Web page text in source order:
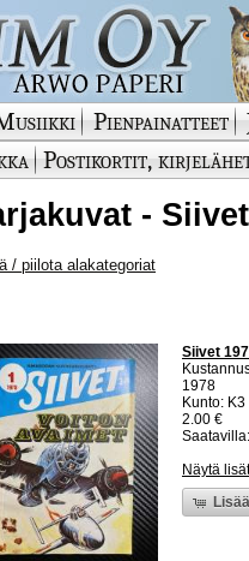
Pienpainatteet
Postikortit,
-
/ piilota alakategoriat
Siivet
1978
Kunto:
2.00 €
Näytä